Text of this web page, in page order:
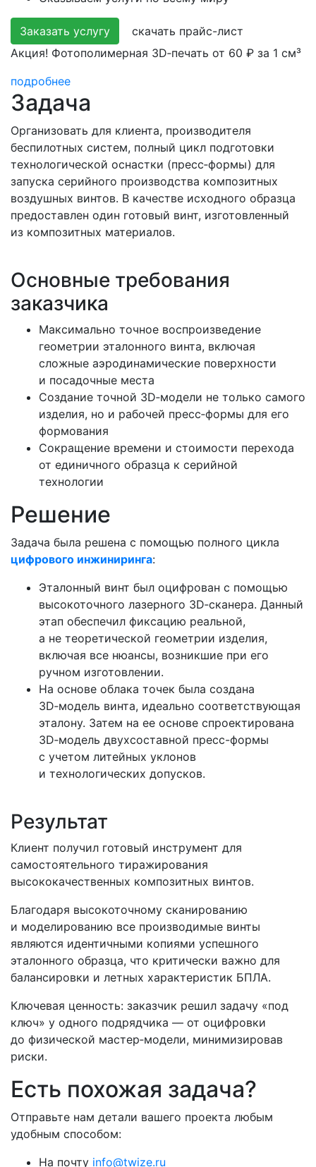
Заказать услугу
скачать прайс-лист
Акция! Фотополимерная 3D‑печать от 60 ₽ за 1 см³
подробнее
Задача
Организовать для клиента, производителя
беспилотных систем, полный цикл подготовки
технологической оснастки (пресс‑формы) для
запуска серийного производства композитных
воздушных винтов. В качестве исходного образца
предоставлен один готовый винт, изготовленный
из композитных материалов.
Основные требования
заказчика
Максимально точное воспроизведение
геометрии эталонного винта, включая
сложные аэродинамические поверхности
и посадочные места
Создание точной 3D‑модели не только самого
изделия, но и рабочей пресс‑формы для его
формования
Сокращение времени и стоимости перехода
от единичного образца к серийной
технологии
Решение
Задача была решена с помощью полного цикла
цифрового инжиниринга:
Эталонный винт был оцифрован с помощью
высокоточного лазерного 3D‑сканера. Данный
этап обеспечил фиксацию реальной,
а не теоретической геометрии изделия,
включая все нюансы, возникшие при его
ручном изготовлении.
На основе облака точек была создана
3D‑модель винта, идеально соответствующая
эталону. Затем на ее основе спроектирована
3D‑модель двухсоставной пресс-формы
с учетом литейных уклонов
и технологических допусков.
Результат
Клиент получил готовый инструмент для
самостоятельного тиражирования
высококачественных композитных винтов.
Благодаря высокоточному сканированию
и моделированию все производимые винты
являются идентичными копиями успешного
эталонного образца, что критически важно для
балансировки и летных характеристик БПЛА.
Ключевая ценность: заказчик решил задачу «под
ключ» у одного подрядчика — от оцифровки
до физической мастер‑модели, минимизировав
риски.
Есть похожая задача?
Отправьте нам детали вашего проекта любым
удобным способом:
На почту info@twize.ru